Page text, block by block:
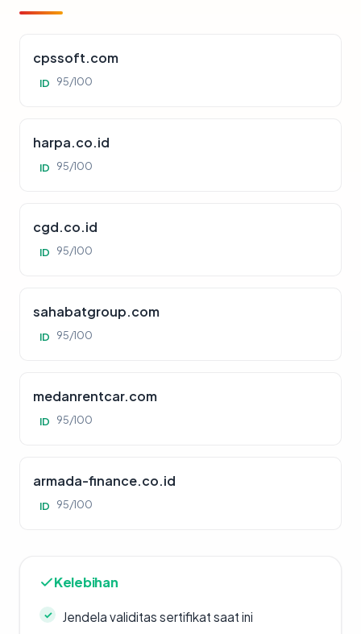
cpssoft.com
ID 95/100
harpa.co.id
ID 95/100
cgd.co.id
ID 95/100
sahabatgroup.com
ID 95/100
medanrentcar.com
ID 95/100
armada-finance.co.id
ID 95/100
Kelebihan
Jendela validitas sertifikat saat ini